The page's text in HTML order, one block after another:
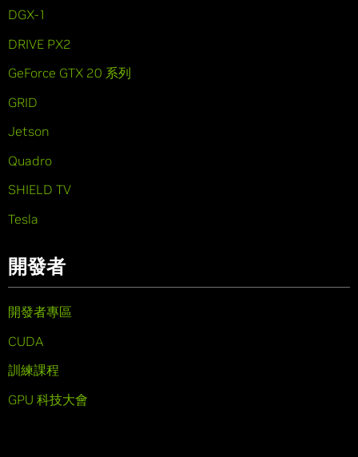
DGX-1
DRIVE PX2
GeForce GTX 20 系列
GRID
Jetson
Quadro
SHIELD TV
Tesla
開發者
開發者專區
CUDA
訓練課程
GPU 科技大會